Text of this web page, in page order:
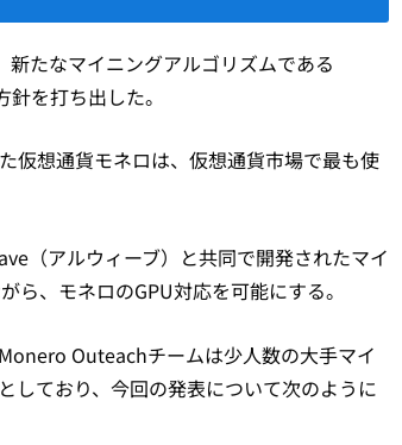
たなマイニングアルゴリズムである
を打ち出した。
仮想通貨モネロは、仮想通貨市場で最も使
（アルウィーブ）と共同で開発されたマイ
ら、モネロのGPU対応を可能にする。
Outeachチームは少人数の大手マイ
しており、今回の発表について次のように